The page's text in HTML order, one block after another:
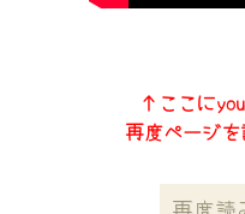
↑ここに
再度ページ